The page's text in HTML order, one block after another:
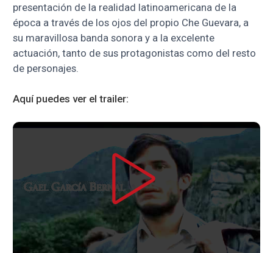
presentación de la realidad latinoamericana de la
época a través de los ojos del propio Che Guevara, a
su maravillosa banda sonora y a la excelente
actuación, tanto de sus protagonistas como del resto
de personajes.
Aquí puedes ver el trailer: